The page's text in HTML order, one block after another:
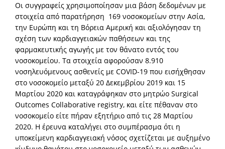
Οι συγγραφείς χρησιμοποίησαν μια βάση δεδομένων με
στοιχεία από παρατήρηση 169 νοσοκομείων στην Ασία,
την Ευρώπη και τη Βόρεια Αμερική και αξιολόγησαν τη
σχέση των καρδιαγγειακών παθήσεων και της
φαρμακευτικής αγωγής με τον θάνατο εντός του
νοσοκομείου. Τα στοιχεία αφορούσαν 8.910
νοσηλευόμενους ασθενείς με COVID-19 που εισήχθησαν
στο νοσοκομείο μεταξύ 20 Δεκεμβρίου 2019 και 15
Μαρτίου 2020 και καταγράφηκαν στο μητρώο Surgical
Outcomes Collaborative registry, και είτε πέθαναν στο
νοσοκομείο είτε πήραν εξητήριο από τις 28 Μαρτίου
2020. Η έρευνα καταλήγει στο συμπέρασμα ότι η
υποκείμενη καρδιαγγειακή νόσος σχετίζεται με αυξημένο